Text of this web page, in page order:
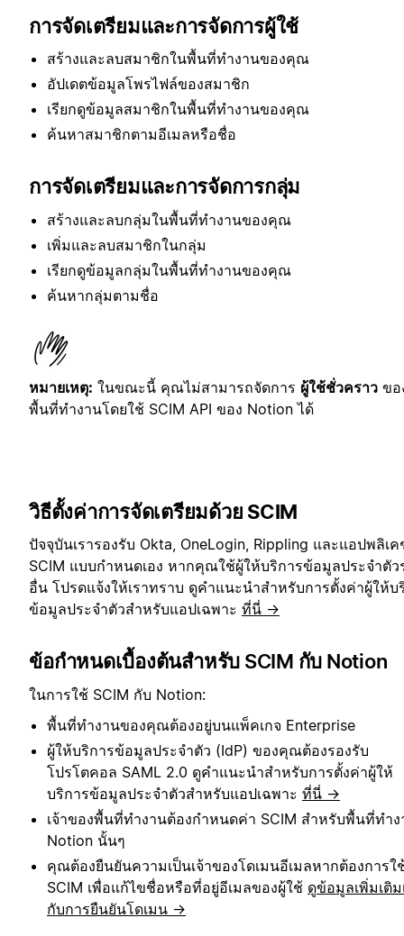
การจัดเตรียมและการจัดการผู้ใช้
สร้างและลบสมาชิกในพื้นที่ทำงานของคุณ
อัปเดตข้อมูลโพรไฟล์ของสมาชิก
เรียกดูข้อมูลสมาชิกในพื้นที่ทำงานของคุณ
ค้นหาสมาชิกตามอีเมลหรือชื่อ
การจัดเตรียมและการจัดการกลุ่ม
สร้างและลบกลุ่มในพื้นที่ทำงานของคุณ
เพิ่มและลบสมาชิกในกลุ่ม
เรียกดูข้อมูลกลุ่มในพื้นที่ทำงานของคุณ
ค้นหากลุ่มตามชื่อ
หมายเหตุ: ในขณะนี้ คุณไม่สามารถจัดการ ผู้ใช้ชั่วคราว ขอ
พื้นที่ทำงานโดยใช้ SCIM API ของ Notion ได้
วิธีตั้งค่าการจัดเตรียมด้วย SCIM
ปัจจุบันเรารองรับ Okta, OneLogin, Rippling และแอปพลิเ
SCIM แบบกำหนดเอง หากคุณใช้ผู้ให้บริการข้อมูลประจำตัว
อื่น โปรดแจ้งให้เราทราบ ดูคำแนะนำสำหรับการตั้งค่าผู้ให้บ
ข้อมูลประจำตัวสำหรับแอปเฉพาะ ที่นี่ →
ข้อกำหนดเบื้องต้นสำหรับ SCIM กับ Notion
ในการใช้ SCIM กับ Notion:
พื้นที่ทำงานของคุณต้องอยู่บนแพ็คเกจ Enterprise
ผู้ให้บริการข้อมูลประจำตัว (IdP) ของคุณต้องรองรับ
โปรโตคอล SAML 2.0 ดูคำแนะนำสำหรับการตั้งค่าผู้ให้
บริการข้อมูลประจำตัวสำหรับแอปเฉพาะ ที่นี่ →
เจ้าของพื้นที่ทำงานต้องกำหนดค่า SCIM สำหรับพื้นที่ทำ
Notion นั้นๆ
คุณต้องยืนยันความเป็นเจ้าของโดเมนอีเมลหากต้องการใ
SCIM เพื่อแก้ไขชื่อหรือที่อยู่อีเมลของผู้ใช้ ดูข้อมูลเพิ่มเติม
กับการยืนยันโดเมน →